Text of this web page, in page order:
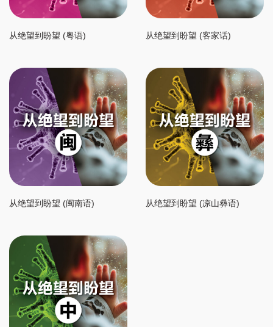
从绝望到盼望 (粤语) 从绝望到盼望 (客家话)
从绝望到盼望 (闽南语) 从绝望到盼望 (凉山彝语)